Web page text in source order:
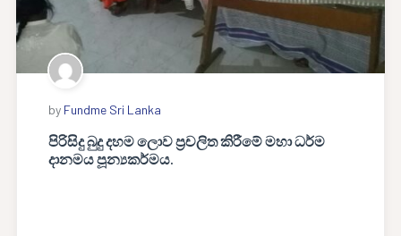
by Fundme Sri Lanka
පිරිසිදු බුදු දහම ලොව ප්‍රචලිත කිරීමේ මහා ධර්ම
දානමය පූන්‍යකර්මය.